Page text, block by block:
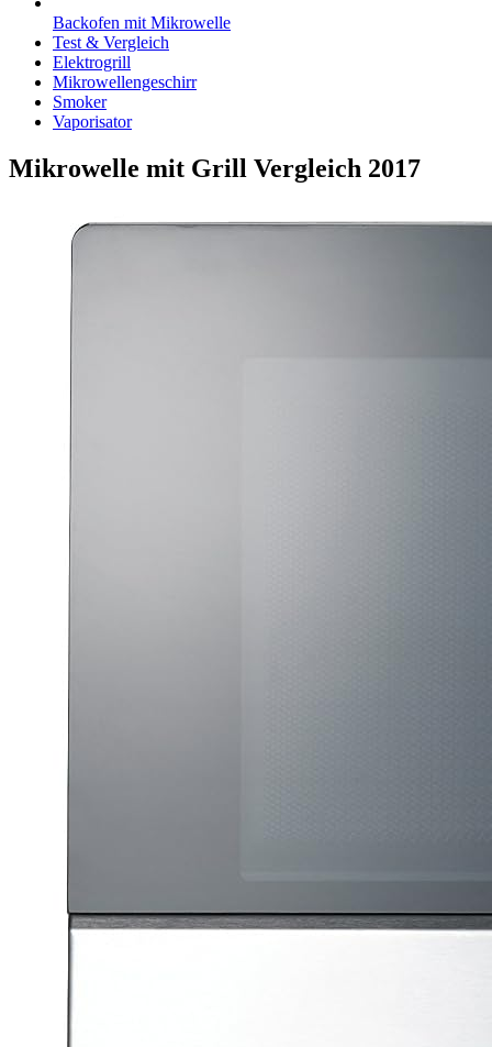
Backofen mit Mikrowelle
Test & Vergleich
Elektrogrill
Mikrowellengeschirr
Smoker
Vaporisator
Mikrowelle mit Grill Vergleich 2017